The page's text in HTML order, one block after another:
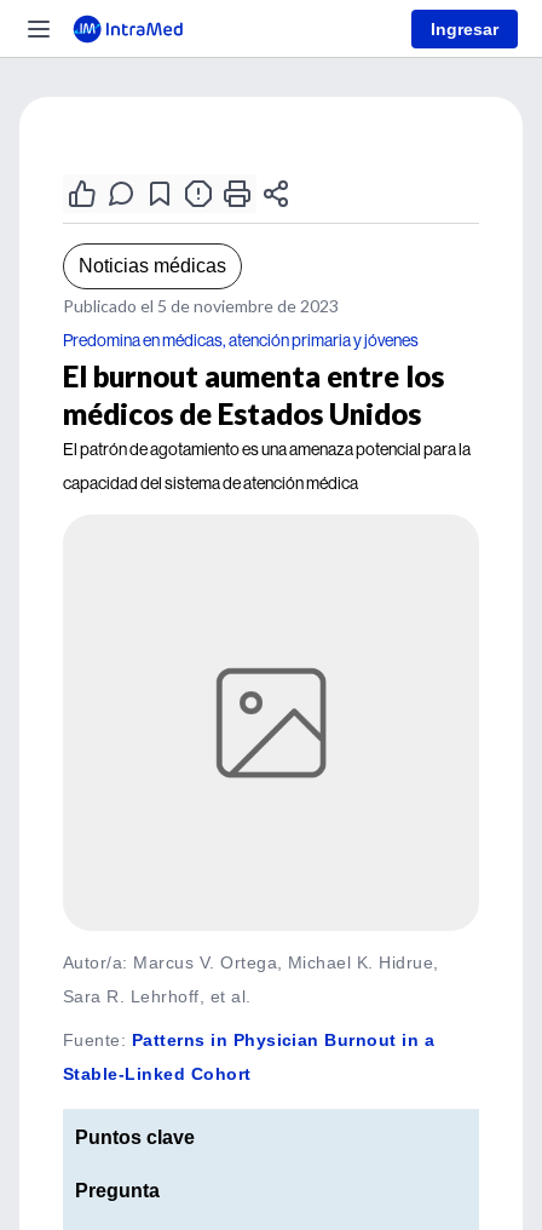
Ingresar
Noticias médicas
Publicado el 5 de noviembre de 2023
Predomina en médicas, atención primaria y jóvenes
El burnout aumenta entre los
médicos de Estados Unidos
El patrón de agotamiento es una amenaza potencial para la
capacidad del sistema de atención médica
Autor/a: Marcus V. Ortega, Michael K. Hidrue,
Sara R. Lehrhoff, et al.
Fuente: Patterns in Physician Burnout in a
Stable-Linked Cohort
Puntos clave
Pregunta